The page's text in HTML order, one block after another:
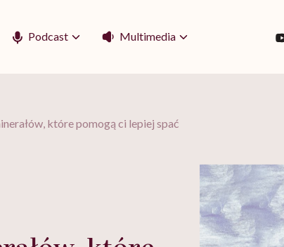
Podcast Multimedia
które pomogą ci lepiej spać